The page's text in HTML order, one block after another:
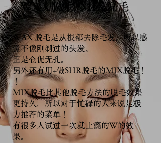
WAX脱毛/MIX脱毛
WAX 脱毛是从根部去除毛发，所以感
觉不像刚剃过的头发。
正是仓促无孔。
另外还有用+做SHR脱毛的MIX脱毛！
！
MIX脱毛比其他脱毛方法的脱毛效果
更持久，所以对于忙碌的人来说是极
力推荐的菜单！
有很多人试过一次就上瘾的W的效
果。